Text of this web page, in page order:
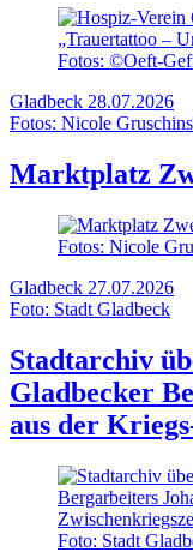
Fotos: ©Oeft-
Gladbeck 28.07.2026
Fotos: Nicole
Marktplatz
Fotos: Nicole
Gladbeck 27.07.2026
Foto: Stadt Gladbeck
Stadtarchiv
Gladbecker
aus der
Foto: Stadt